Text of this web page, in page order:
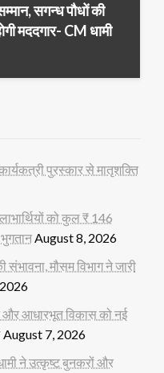
सगन्ध पौधों की
मददगार- CM धामी
पुरस्कार से मातृशक्ति
को कुल ₹ 146
August 8, 2026
संभावना, मौसम विभाग ने जारी
और आधारभूत विकास को नई
August 7, 2026
ने उत्कृष्ट बुनकरों और